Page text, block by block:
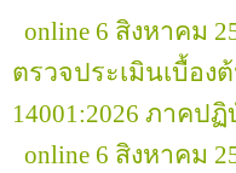
online 6 สิงหาคม
ตรวจประเมินเบื้อง
14001:2026 ภาคป
online 6 สิงหาคม